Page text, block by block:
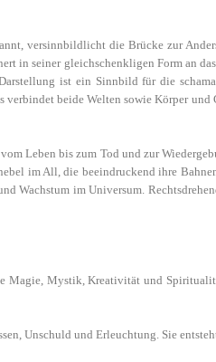
versinnbildlicht die Brücke zur
in seiner gleichschenkligen Form an
ist ein Sinnbild für die
beide Welten sowie Körper
Leben bis zum Tod und zur
im All, die beeindruckend ihre
Wachstum im Universum.
Magie, Mystik, Kreativität und
Unschuld und Erleuchtung. Sie